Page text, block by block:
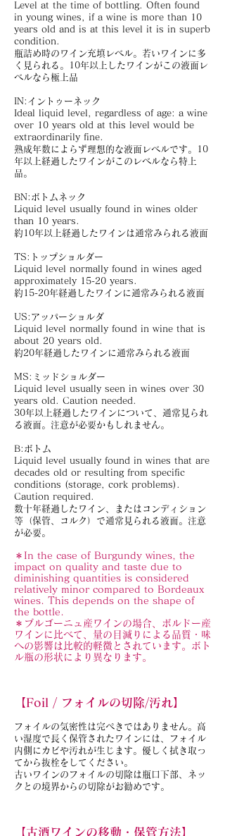
Level at the time of bottling. Often found
in young wines, if a wine is more than 10
years old and is at this level it is in superb
condition.
瓶詰め時のワイン充填レベル。若いワインに多
く見られる。10年以上したワインがこの液面レ
ベルなら極上品
IN:イントゥーネック
Ideal liquid level, regardless of age: a wine
over 10 years old at this level would be
extraordinarily fine.
熟成年数によらず理想的な液面レベルです。10
年以上経過したワインがこのレベルなら特上
品。
BN:ボトムネック
Liquid level usually found in wines older
than 10 years.
約10年以上経過したワインは通常みられる液面
TS:トップショルダー
Liquid level normally found in wines aged
approximately 15-20 years.
約15-20年経過したワインに通常みられる液面
US:アッパーショルダ
Liquid level normally found in wine that is
about 20 years old.
約20年経過したワインに通常みられる液面
MS:ミッドショルダー
Liquid level usually seen in wines over 30
years old. Caution needed.
30年以上経過したワインについて、通常見られ
る液面。注意が必要かもしれません。
B:ボトム
Liquid level usually found in wines that are
decades old or resulting from specific
conditions (storage, cork problems).
Caution required.
数十年経過したワイン、またはコンディション
等（保管、コルク）で通常見られる液面。注意
が必要。
＊In the case of Burgundy wines, the
impact on quality and taste due to
diminishing quantities is considered
relatively minor compared to Bordeaux
wines. This depends on the shape of
the bottle.
＊ブルゴーニュ産ワインの場合、ボルドー産
ワインに比べて、量の目減りによる品質・味
への影響は比較的軽微とされています。ボト
ル瓶の形状により異なります。
【Foil / フォイルの切除/汚れ】
フォイルの気密性は完ぺきではありません。高
い湿度で長く保管されたワインには、フォイル
内側にカビや汚れが生じます。優しく拭き取っ
てから抜栓をしてください。
古いワインのフォイルの切除は瓶口下部、ネッ
クとの境界からの切除がお勧めです。
【古酒ワインの移動・保管方法】